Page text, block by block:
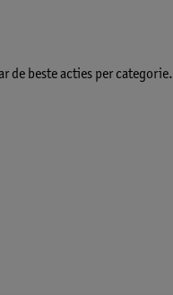
de beste acties per categorie.